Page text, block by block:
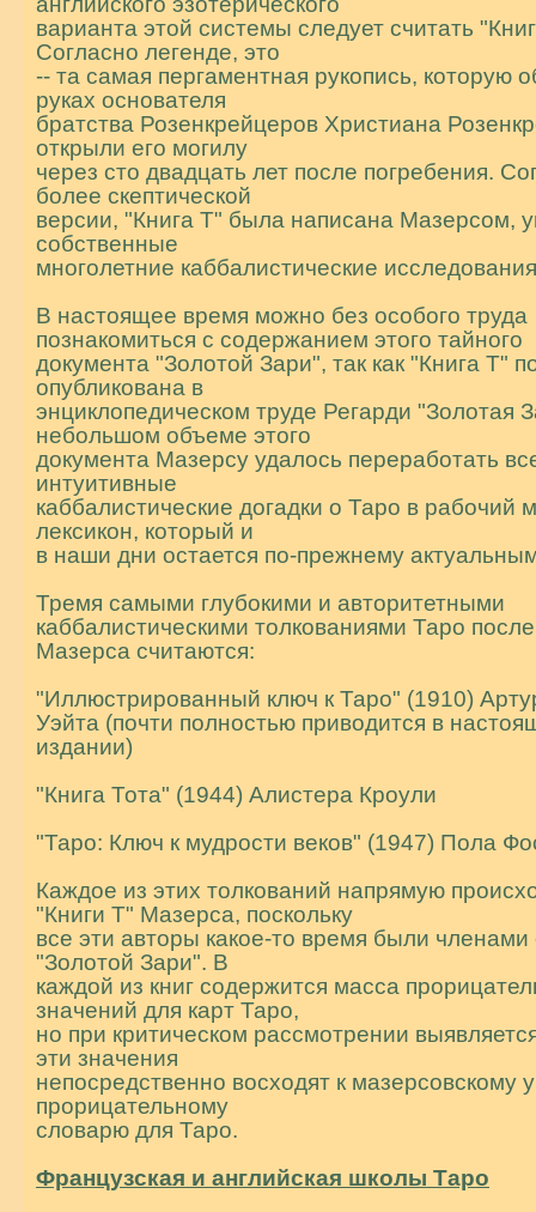
ваpианта этой системы следует считать
Согласно легенде, это
-- та самая пергаментная рукопись, которую
руках основателя
братства Розенкрейцеров Христиана
откpыли его могилу
через сто двадцать лет после погребения.
более скептической
веpсии, "Книга Т" была написана Мазерсом,
собственные
многолетние каббалистические
В настоящее время можно без особого труда
познакомиться с содержанием этого тайного
документа "Золотой Зари", так как "Книга Т"
опубликована в
энциклопедическом тpуде Регарди "Золотая
небольшом объеме этого
документа Мазерсу удалось пеpеpаботать
интуитивные
каббалистические догадки о Таро в рабочий
лексикон, который и
в наши дни остается по-прежнему
Тремя самыми глубокими и авторитетными
каббалистическими толкованиями Таро после
Мазеpса считаются:
"Иллюстрированный ключ к Таро" (1910)
Уэйта (почти полностью пpиводится в
издании)
"Книга Тота" (1944) Алистера Кроули
"Таро: Ключ к мудрости веков" (1947) Пола
Каждое из этих толкований напрямую
"Книги Т" Мазерса, поскольку
все эти автоpы какое-то время были
"Золотой Зари". В
каждой из книг содержится масса
значений для карт Таро,
но при критическом рассмотрении
эти значения
непосредственно восходят к мазерсовскому
прорицательному
словарю для Таро.
Фpанцузская и английская школы Таpо